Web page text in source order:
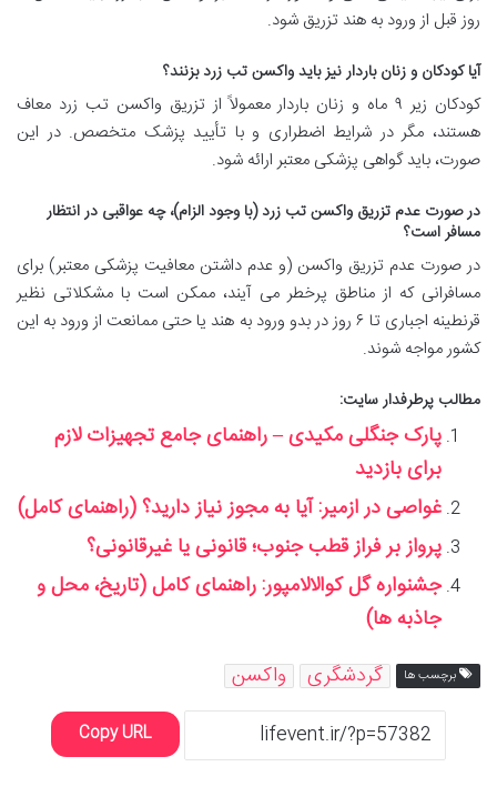
روز قبل از ورود به هند تزریق شود.
آیا کودکان و زنان باردار نیز باید واکسن تب زرد بزنند؟
کودکان زیر ۹ ماه و زنان باردار معمولاً از تزریق واکسن تب زرد معاف
هستند، مگر در شرایط اضطراری و با تأیید پزشک متخصص. در این
صورت، باید گواهی پزشکی معتبر ارائه شود.
در صورت عدم تزریق واکسن تب زرد (با وجود الزام)، چه عواقبی در انتظار
مسافر است؟
در صورت عدم تزریق واکسن (و عدم داشتن معافیت پزشکی معتبر) برای
مسافرانی که از مناطق پرخطر می آیند، ممکن است با مشکلاتی نظیر
قرنطینه اجباری تا ۶ روز در بدو ورود به هند یا حتی ممانعت از ورود به این
کشور مواجه شوند.
مطالب پرطرفدار سایت:
پارک جنگلی مکیدی – راهنمای جامع تجهیزات لازم
برای بازدید
غواصی در ازمیر: آیا به مجوز نیاز دارید؟ (راهنمای کامل)
پرواز بر فراز قطب جنوب؛ قانونی یا غیرقانونی؟
جشنواره گل کوالالامپور: راهنمای کامل (تاریخ، محل و
جاذبه ها)
برچسب ها گردشگری واکسن
Copy URL